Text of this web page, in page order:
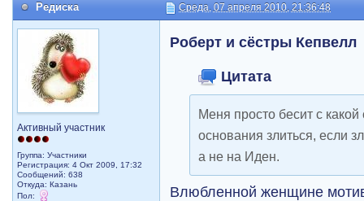
Редиска Среда, 07 апреля 2010, 21:36:48
Активный участник
Группа: Участники
Регистрация: 4 Окт 2009, 17:32
Сообщений: 638
Откуда: Казань
Пол:
Роберт и сёстры Кепвелл
Цитата
Меня просто бесит с
основания злиться, если
а не на Иден.
Влюбленной женщине